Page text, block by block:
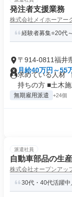
発注者支援業務
株式会社メイホーアー
経験者募集⭐20代
〒914-0811福井
月給40万円～55
求めている人材
持ちの方 ■土木施
無期雇用派遣 +24個
派遣社員
自動車部品の生
株式会社オープンアッ
30代・40代活躍中